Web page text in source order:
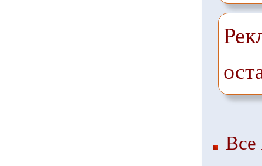
Все